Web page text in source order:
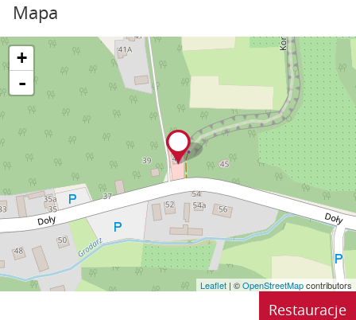
Mapa
+
-
Leaflet | ©OpenStreetMapcontributors
Restauracje